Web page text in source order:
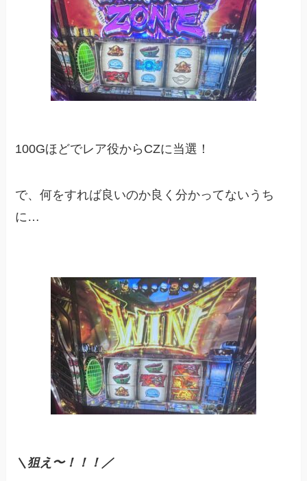
100Gほどでレア役からCZに当選！
で、何をすれば良いのか良く分かってないうち
に…
＼狙え〜！！！／